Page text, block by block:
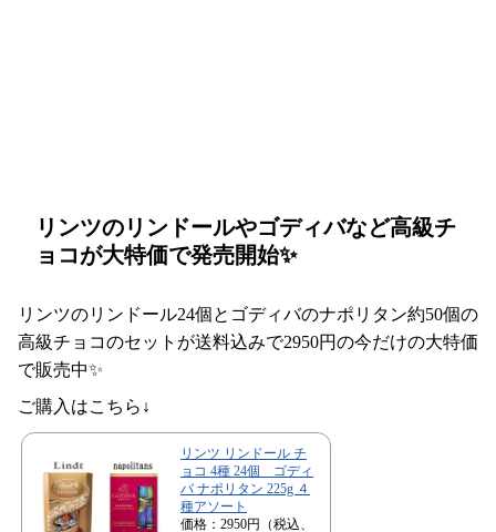
リンツのリンドールやゴディバなど高級チ
ョコが大特価で発売開始✨
リンツのリンドール24個とゴディバのナポリタン約50個の
高級チョコのセットが送料込みで2950円の今だけの大特価
で販売中✨
ご購入はこちら↓
リンツ リンドール チ
ョコ 4種 24個 ゴディ
バ ナポリタン 225g ４
種アソート
価格：2950円（税込、